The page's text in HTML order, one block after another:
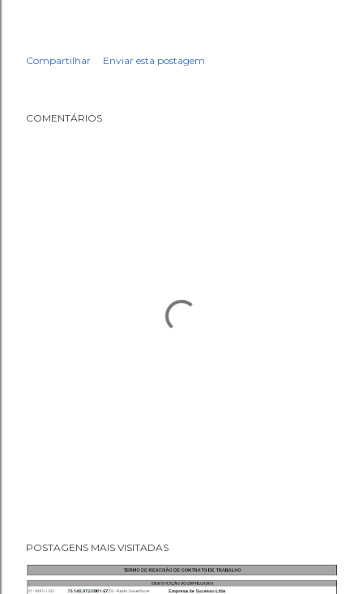
Compartilhar Enviar esta postagem
COMENTÁRIOS
POSTAGENS MAIS VISITADAS